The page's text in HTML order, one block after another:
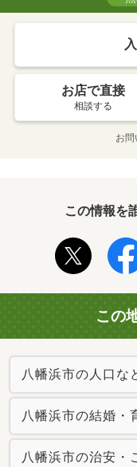
お店で直接
相談する
お問
この情報を
この
八幡浜市の人口な
八幡浜市の結婚・
八幡浜市の治安・